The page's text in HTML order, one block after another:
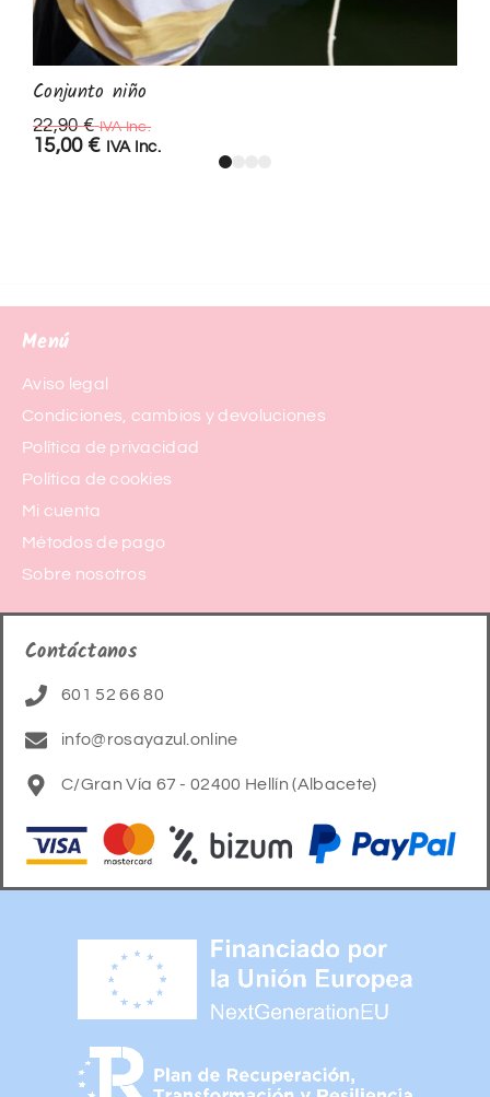
Conjunto niño
22,90€ IVA Inc.
15,00 € IVA Inc.
Menú
Aviso legal
Condiciones, cambios y devoluciones
Política de privacidad
Política de cookies
Mi cuenta
Métodos de pago
Sobre nosotros
Contáctanos
601 52 66 80
info@rosayazul.online
C/Gran Vía 67 - 02400 Hellín (Albacete)